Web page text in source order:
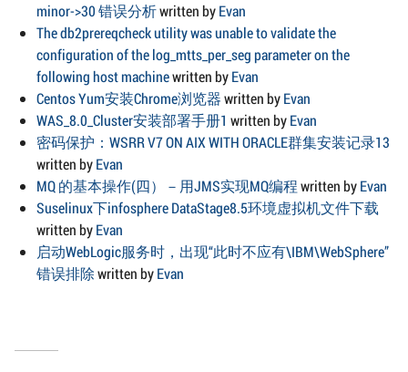
minor->30 错误分析written byEvan
The db2prereqcheck utility was unable to validate the
configuration of the log_mtts_per_seg parameter on the
following host machinewritten byEvan
Centos Yum安装Chrome浏览器written byEvan
WAS_8.0_Cluster安装部署手册1 written byEvan
密码保护：WSRR V7 ON AIX WITH ORACLE群集安装记录13
written byEvan
MQ 的基本操作(四）－用JMS实现MQ编程written byEvan
Suselinux下infosphere DataStage8.5环境虚拟机文件下载
written byEvan
启动WebLogic服务时，出现“此时不应有\IBM\WebSphere”
错误排除written byEvan